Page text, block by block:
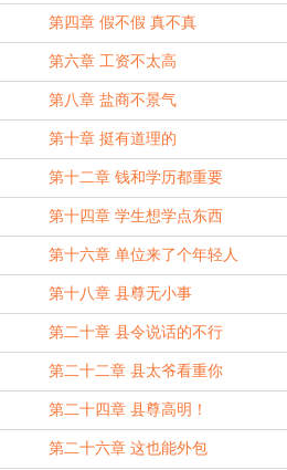
第四章 假不假 真不真
第六章 工资不太高
第八章 盐商不景气
第十章 挺有道理的
第十二章 钱和学历都重要
第十四章 学生想学点东西
第十六章 单位来了个年轻人
第十八章 县尊无小事
第二十章 县令说话的不行
第二十二章 县太爷看重你
第二十四章 县尊高明！
第二十六章 这也能外包